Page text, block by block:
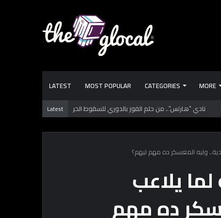
LATEST MOST POPULAR CATEGORIES MORE
Latest تعرفها عن طرابزون سبور.. فريق “محمد صـلاح” الجديد
وليه المعسكر ده مهم ليهم؟
يلاعب
ده مهم